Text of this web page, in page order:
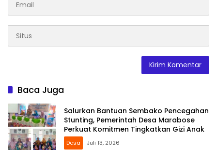
Baca Juga
Salurkan Bantuan Sembako Pencegahan
Stunting, Pemerintah Desa Marabose
Perkuat Komitmen Tingkatkan Gizi Anak
Desa Juli 13, 2026